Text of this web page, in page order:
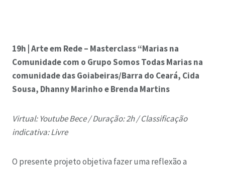
19h | Arte em Rede – Masterclass “Marias na
Comunidade com o Grupo Somos Todas Marias na
comunidade das Goiabeiras/Barra do Ceará, Cida
Sousa, Dhanny Marinho e Brenda Martins
Virtual: Youtube Bece /Duração: 2h /Classificação
indicativa: Livre
O presente projeto objetiva fazer uma reflexão a